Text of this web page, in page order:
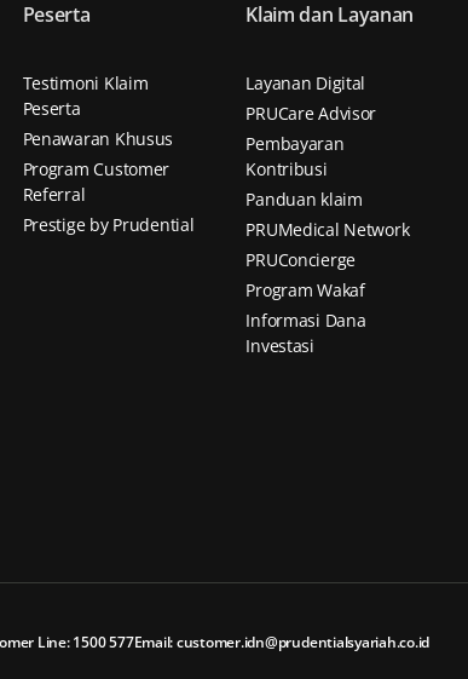
Peserta
Testimoni Klaim
Peserta
Penawaran Khusus
Program Customer
Referral
Prestige by Prudential
Klaim dan Layanan
Layanan Digital
PRUCare Advisor
Pembayaran
Kontribusi
Panduan klaim
PRUMedical Network
PRUConcierge
Program Wakaf
Informasi Dana
Investasi
Line: 1500 577Email: customer.idn@prudentialsyariah.co.id